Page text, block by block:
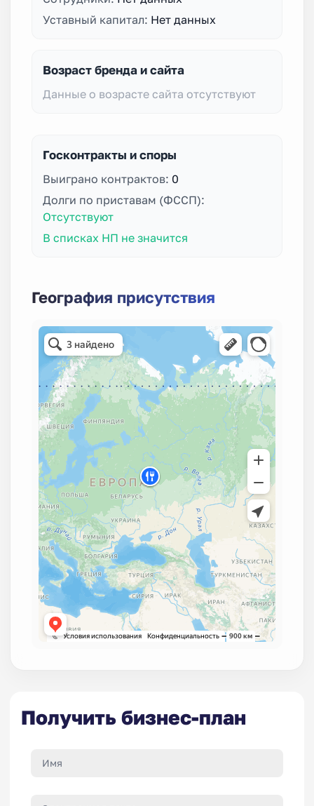
Уставный капитал: Нет данных
Возраст бренда и сайта
Данные о возрасте сайта отсутствуют
Госконтракты и споры
Выиграно контрактов: 0
Долги по приставам (ФССП):
Отсутствуют
В списках НП не значится
География присутствия
Получить бизнес-план